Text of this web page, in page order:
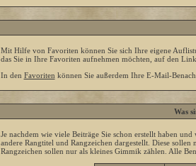
Mit Hilfe von Favoriten können Sie sich Ihre eigene
das Sie in Ihre Favoriten aufnehmen möchten, auf den
In den Favoriten können Sie außerdem Ihre E-Mail-
Was
Je nachdem wie viele Beiträge Sie schon erstellt haben
andere Rangtitel und Rangzeichen dargestellt. Diese
Rangzeichen sollen nur als kleines Gimmik zählen. Alle